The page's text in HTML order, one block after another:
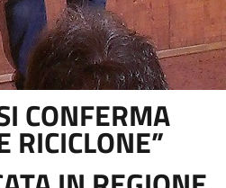
CONFERMA
RICICLONE”